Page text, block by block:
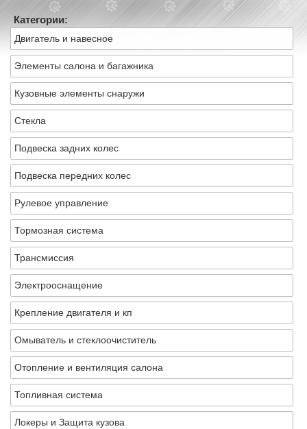
Категории:
Двигатель и навесное
Элементы салона и багажника
Кузовные элементы снаружи
Стекла
Подвеска задних колес
Подвеска передних колес
Рулевое управление
Тормозная система
Трансмиссия
Электрооснащение
Крепление двигателя и кп
Омыватель и стеклоочиститель
Отопление и вентиляция салона
Топливная система
Локеры и Защита кузова